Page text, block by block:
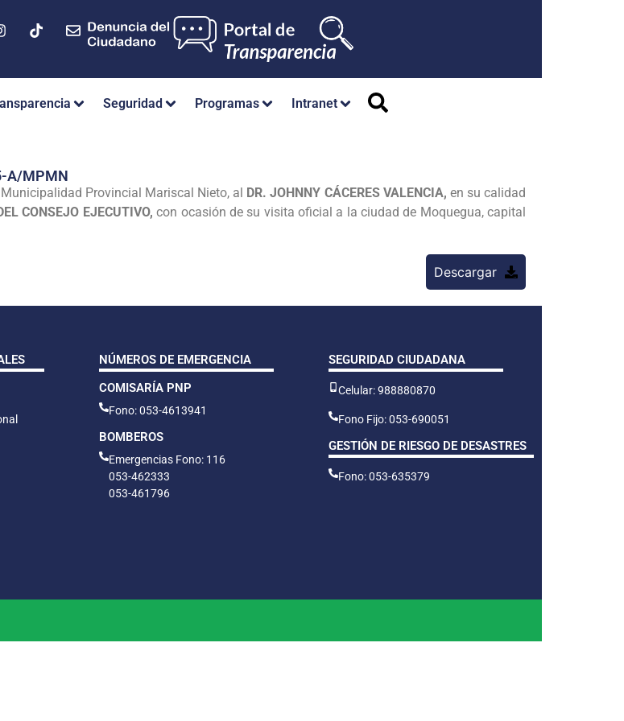
Seguridad Programas Intranet
A/MPMN
Provincial Mariscal Nieto, al DR. JOHNNY CÁCERES VALENCIA, en su calidad
CONSEJO EJECUTIVO, con ocasión de su visita oficial a la ciudad de Moquegua, capital
Descargar
NÚMEROS DE EMERGENCIA
COMISARÍA PNP
Fono: 053-4613941
BOMBEROS
Emergencias Fono: 116
053-462333
053-461796
SEGURIDAD CIUDADANA
Celular: 988880870
Fono Fijo: 053-690051
GESTIÓN DE RIESGO DE DESASTRES
Fono: 053-635379